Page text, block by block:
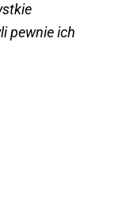
pewnie ich